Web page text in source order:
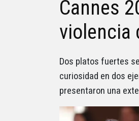
Cannes
violencia
Dos platos fuertes
curiosidad en dos
presentaron una